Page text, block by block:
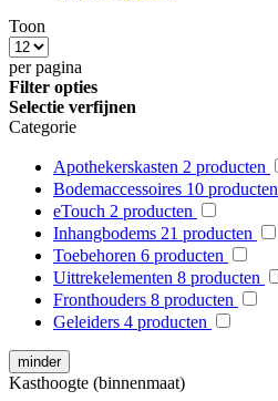
Toon
per pagina
Filter opties
Selectie verfijnen
Categorie
Apothekerskasten 2 producten
Bodemaccessoires 10 producten
eTouch 2 producten
Inhangbodems 21 producten
Toebehoren 6 producten
Uittrekelementen 8 producten
Fronthouders 8 producten
Geleiders 4 producten
minder
Kasthoogte (binnenmaat)